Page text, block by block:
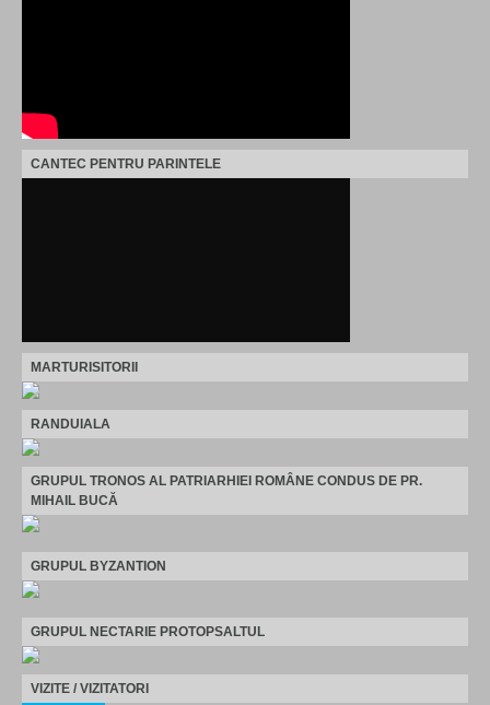
CANTEC PENTRU PARINTELE
MARTURISITORII
RANDUIALA
GRUPUL TRONOS AL PATRIARHIEI ROMÂNE CONDUS DE PR.
MIHAIL BUCĂ
GRUPUL BYZANTION
GRUPUL NECTARIE PROTOPSALTUL
VIZITE / VIZITATORI